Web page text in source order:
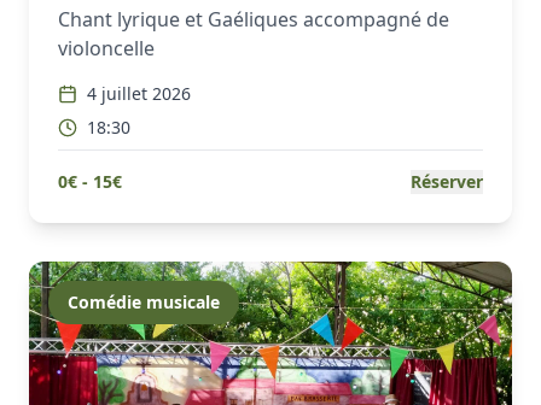
Chant lyrique et Gaéliques accompagné de
violoncelle
4 juillet 2026
18:30
0€ - 15€ Réserver
Comédie musicale